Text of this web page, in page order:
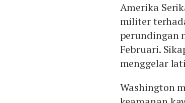
Amerika
militer
perundingan
Februari.
menggelar
Washington